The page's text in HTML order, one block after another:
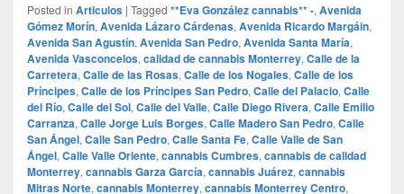
Posted in Articulos | Tagged **Eva González cannabis** -, Avenida
Gómez Morín, Avenida Lázaro Cárdenas, Avenida Ricardo Margáin,
Avenida San Agustín, Avenida San Pedro, Avenida Santa María,
Avenida Vasconcelos, calidad de cannabis Monterrey, Calle de la
Carretera, Calle de las Rosas, Calle de los Nogales, Calle de los
Príncipes, Calle de los Príncipes San Pedro, Calle del Palacio, Calle
del Río, Calle del Sol, Calle del Valle, Calle Diego Rivera, Calle Emilio
Carranza, Calle Jorge Luis Borges, Calle Madero San Pedro, Calle
San Ángel, Calle San Pedro, Calle Santa Fe, Calle Valle de San
Ángel, Calle Valle Oriente, cannabis Cumbres, cannabis de calidad
Monterrey, cannabis Garza García, cannabis Juárez, cannabis
Mitras Norte, cannabis Monterrey, cannabis Monterrey Centro,